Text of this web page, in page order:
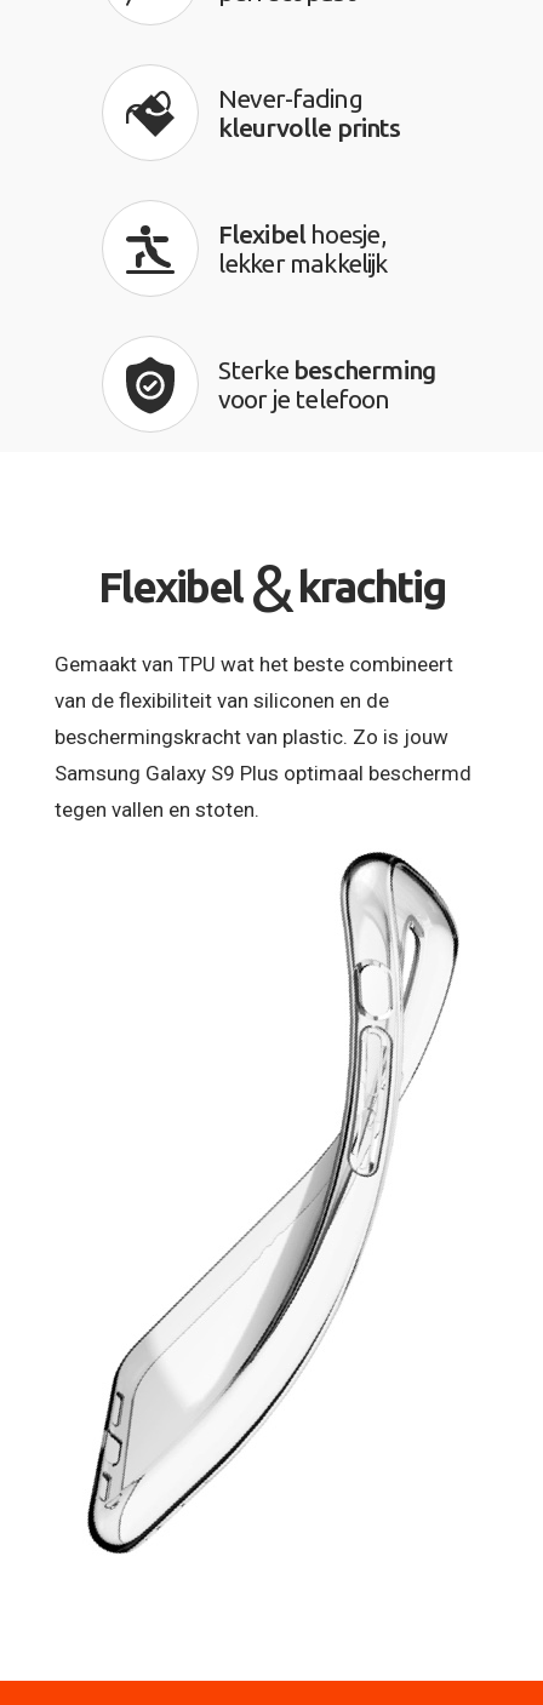
Never-fading
kleurvolle prints
Flexibel hoesje,
lekker makkelijk
Sterke bescherming
voor je telefoon
Flexibel & krachtig
Gemaakt van TPU wat het beste combineert
van de flexibiliteit van siliconen en de
beschermingskracht van plastic. Zo is jouw
Samsung Galaxy S9 Plus optimaal beschermd
tegen vallen en stoten.